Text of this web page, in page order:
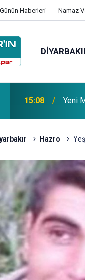
Günün Haberleri Namaz
14:51
Hazro